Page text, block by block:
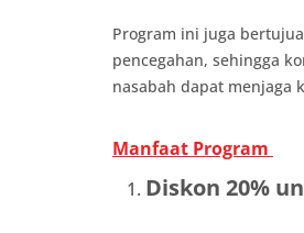
Program ini juga
pencegahan, sehingga
nasabah dapat menjaga
Manfaat Program
Diskon 20%